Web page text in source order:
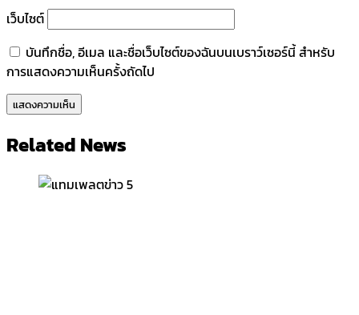
เว็บไซต์
บันทึกชื่อ, อีเมล และชื่อเว็บไซต์ของฉันบนเบราว์เซอร์นี้ สำหรับ
การแสดงความเห็นครั้งถัดไป
Related News